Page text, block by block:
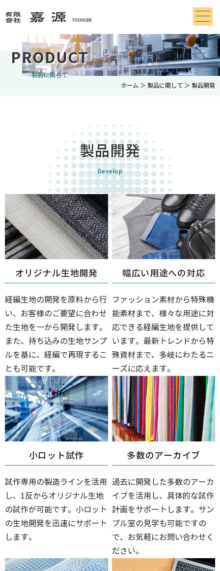
PRODUCT
製品に関して
ホーム ＞ 製品に関して ＞ 製品開発
製品開発
Develop
オリジナル生地開発
経編生地の開発を原料から行
い、お客様のご要望に合わせ
た生地を一から開発します。
また、持ち込みの生地サンプ
ルを基に、経編で再現するこ
とも可能です。
幅広い用途への対応
ファッション素材から特殊機
能素材まで、様々な用途に対
応できる経編生地を提供して
います。最新トレンドから特
殊資材まで、多岐にわたるニ
ーズに応えます。
小ロット試作
試作専用の製造ラインを活用
し、1反からオリジナル生地
の試作が可能です。小ロット
の生地開発を迅速にサポート
します。
多数のアーカイブ
過去に開発した多数のアーカ
イブを活用し、具体的な試作
計画をサポートします。サン
プル室の見学も可能ですの
で、お気軽にお問い合わせく
ださい。